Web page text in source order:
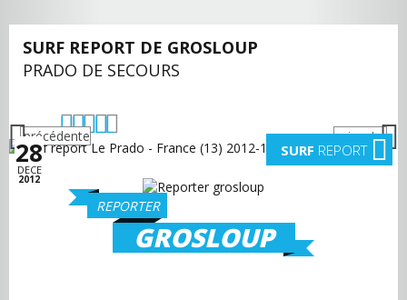
SURF REPORT DE GROSLOUP
PRADO DE SECOURS
28
DECE
2012
SURF REPORT
précédente suivante
REPORTER
GROSLOUP